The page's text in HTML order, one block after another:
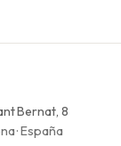
Bernat, 8
· España